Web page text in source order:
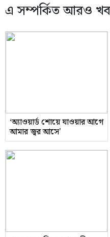
এ সম্পর্কিত আরও
‘অ্যাওয়ার্ড শোয়ে যাওয়ার আগে
আমার জ্বর আসে’